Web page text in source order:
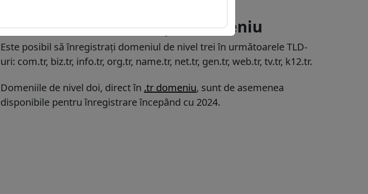
.k12.tr informații despre domeniu
Este posibil să înregistrați domeniul de nivel trei în următoarele TLD-
uri: com.tr, biz.tr, info.tr, org.tr, name.tr, net.tr, gen.tr, web.tr, tv.tr, k12.tr.
Domeniile de nivel doi, direct în .tr domeniu, sunt de asemenea
disponibile pentru înregistrare începând cu 2024.